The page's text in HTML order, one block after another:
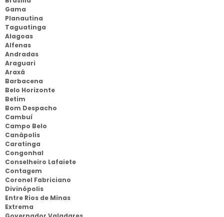
Gama
Planautina
Taguatinga
Alagoas
Alfenas
Andradas
Araguari
Araxá
Barbacena
Belo Horizonte
Betim
Bom Despacho
Cambuí
Campo Belo
Canápolis
Caratinga
Congonhal
Conselheiro Lafaiete
Contagem
Coronel Fabriciano
Divinópolis
Entre Rios de Minas
Extrema